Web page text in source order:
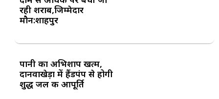
रही शराब,जिम्मेदार
मौन:शाहपुर
पानी का अभिशाप खत्म,
दानवाखेड़ा में हैंडपंप से होगी
शुद्ध जल की आपूर्ति